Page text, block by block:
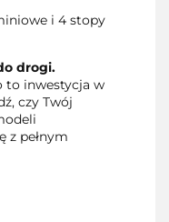
i 4 stopy
drogi.
to inwestycja w
czy Twój
z pełnym